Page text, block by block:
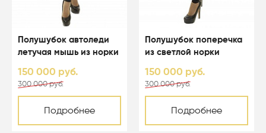
Полушубок автоледи
летучая мышь из норки
капюшоном - 01048
150 000 руб.
300 000 руб.
Подробнее
Полушубок поперечка
из светлой норки
150 000 руб.
300 000 руб.
Подробнее